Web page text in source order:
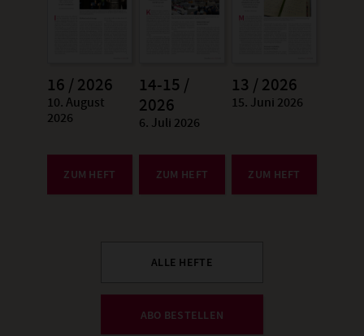
16 / 2026
:
10. August
2026
ZUM HEFT
14-15 /
2026
:
6. Juli 2026
ZUM HEFT
13 / 2026
:
15. Juni 2026
ZUM HEFT
ALLE HEFTE
ABO BESTELLEN